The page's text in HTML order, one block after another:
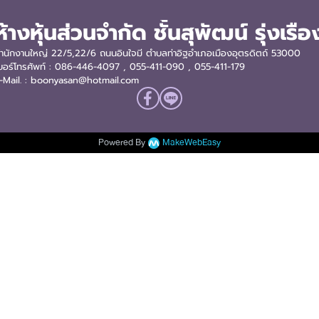
างหุ้นส่วนจำกัด ชั้นสุพัฒน์ รุ่งเรือ
นักงานใหญ่ 22/5,22/6 ถนนอินใจมี ตำบลท่าอิฐอำเภอเมืองอุตรดิตถ์ 53000
อร์โทรศัพท์ : 086-446-4097 , 055-411-090 , 055-411-179
Mail. : boonyasan@hotmail.com
Powered By MakeWebEasy